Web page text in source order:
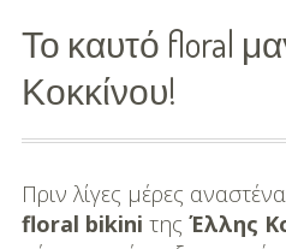
Διασκέδαση
Εκπαίδευση
Βάπτιση
Οργάνωση
Βάπτισης
Το καυτό floral
Κοκκίνου!
Πριν λίγες μέρες
floral bikini της Έλλης